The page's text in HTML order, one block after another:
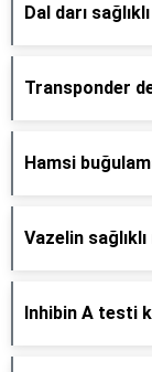
Dal darı sağlıklı
Transponder
Hamsi
Vazelin sağlıklı
Inhibin A testi